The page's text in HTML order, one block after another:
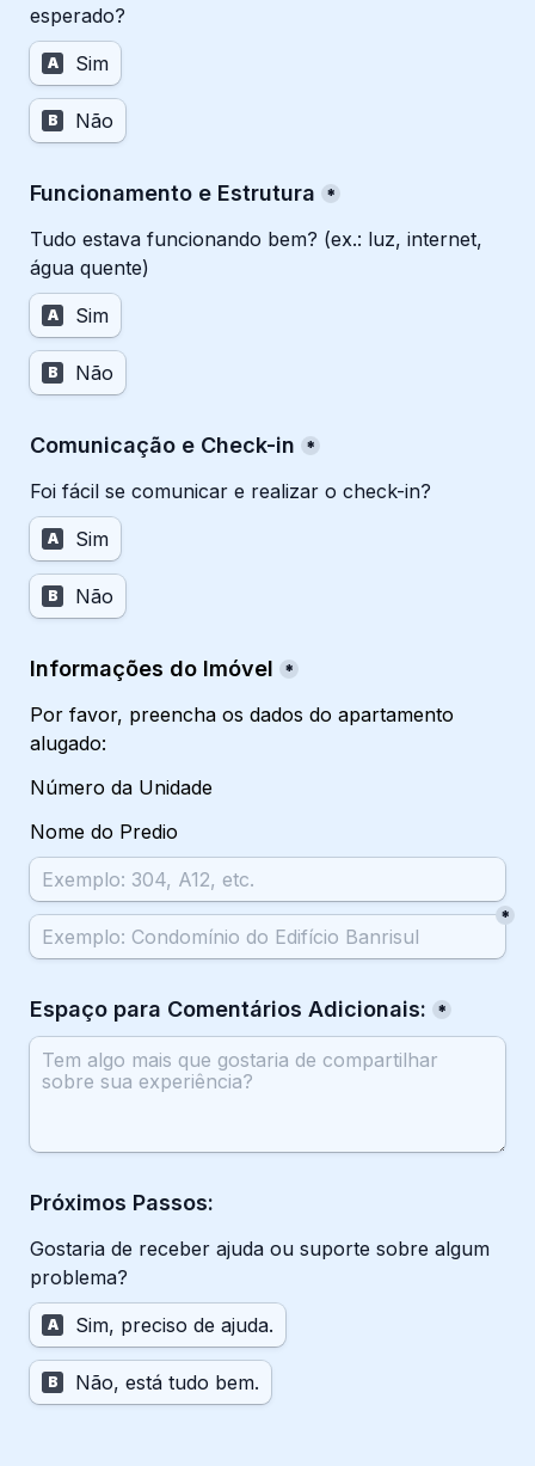
esperado?
A Sim
B Não
Funcionamento e Estrutura *
Tudo estava funcionando bem? (ex.: luz, internet,
água quente)
A Sim
B Não
Comunicação e Check-in *
Foi fácil se comunicar e realizar o check-in?
A Sim
B Não
Informações do Imóvel *
Por favor, preencha os dados do apartamento
alugado:
Número da Unidade
Nome do Predio
*
Espaço para Comentários Adicionais: *
Próximos Passos:
Gostaria de receber ajuda ou suporte sobre algum
problema?
A Sim, preciso de ajuda.
B Não, está tudo bem.